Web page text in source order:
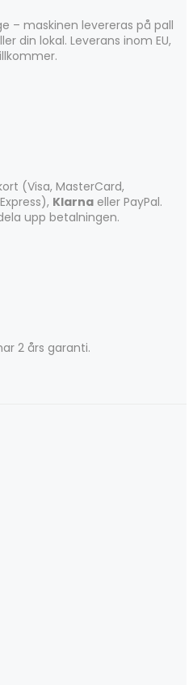
– maskinen levereras på pall
din lokal. Leverans inom EU,
(Visa, MasterCard,
Klarna eller PayPal.
upp betalningen.
2 års garanti.